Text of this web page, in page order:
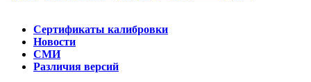
Сертификаты калибровки
Новости
СМИ
Различия версий